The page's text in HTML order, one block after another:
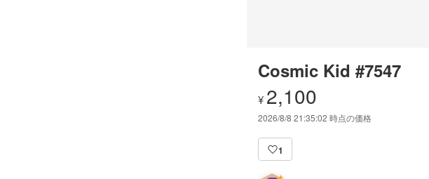
Cosmic Kid #7547
¥ 2,100
2026/8/8 21:35:02 時点の価格
1